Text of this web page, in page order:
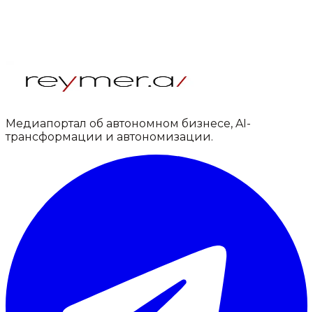
Медиапортал об автономном бизнесе, AI-
трансформации и автономизации.